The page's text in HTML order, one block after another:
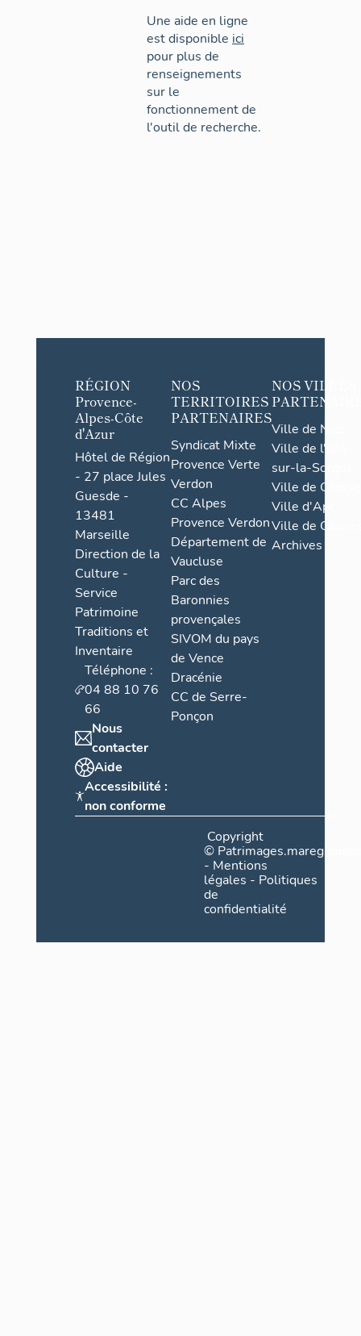
Une aide en ligne
est disponible ici
pour plus de
renseignements
sur le
fonctionnement de
l'outil de recherche.
RÉGION
Provence-
Alpes-Côte
d'Azur
Hôtel de Région
- 27 place Jules
Guesde -
13481
Marseille
Direction de la
Culture -
Service
Patrimoine
Traditions et
Inventaire
Téléphone :
04 88 10 76
66
Nous
contacter
Aide
Accessibilité :
non conforme
NOS
TERRITOIRES
PARTENAIRES
Syndicat Mixte
Provence Verte
Verdon
CC Alpes
Provence Verdon
Département de
Vaucluse
Parc des
Baronnies
provençales
SIVOM du pays
de Vence
Dracénie
CC de Serre-
Ponçon
NOS VILLES
Ville de Nice
Ville de l'Isle-
sur-la-Sorgue
Ville de Grasse
Ville d'Apt
Ville de
Archives
Copyright
©
- Mentions
légales - Politiques
de
confidentialité